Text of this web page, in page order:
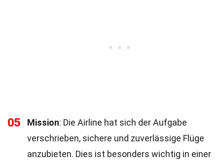
05 Mission: Die Airline hat sich der Aufgabe
verschrieben, sichere und zuverlässige Flüge
anzubieten. Dies ist besonders wichtig in einer